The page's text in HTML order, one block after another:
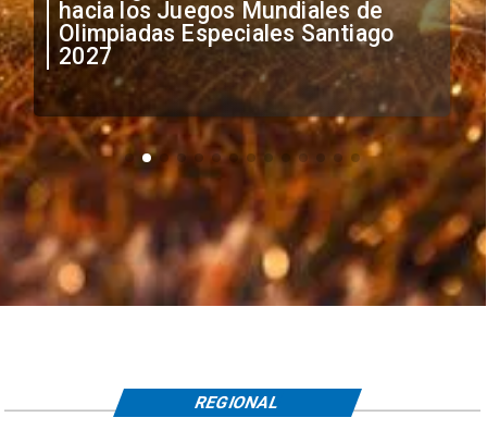
anuncia medidas por situación
irregular de futbolistas
extranjeros
REGIONAL